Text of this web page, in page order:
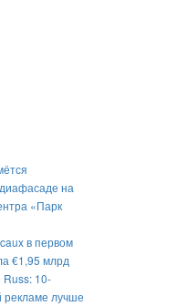
на
«Парк
в первом
€1,95 млрд
10-
рекламе лучше